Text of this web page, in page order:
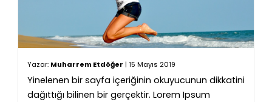
Yazar: Muharrem Etdöğer | 15 Mayıs 2019
Yinelenen bir sayfa içeriğinin okuyucunun dikkatini
dağıttığı bilinen bir gerçektir. Lorem Ipsum